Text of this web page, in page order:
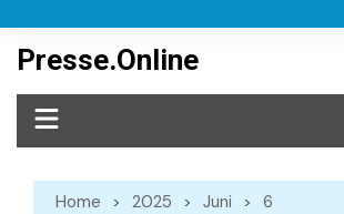
content
Presse.Online
Home 2025 Juni 6